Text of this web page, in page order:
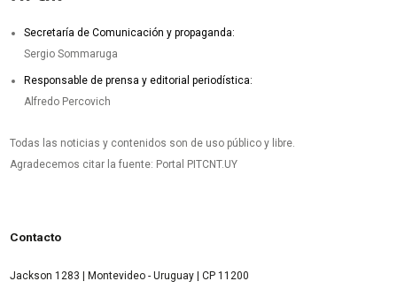
Secretaría de Comunicación y propaganda:
Sergio Sommaruga
Responsable de prensa y editorial periodística:
Alfredo Percovich
Todas las noticias y contenidos son de uso público y libre.
Agradecemos citar la fuente: Portal PITCNT.UY
Contacto
Jackson 1283 | Montevideo - Uruguay | CP 11200